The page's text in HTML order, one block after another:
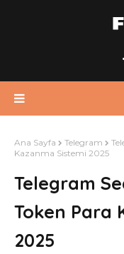
Ana Sayfa Telegram
Kazanma Sistemi 2025
Telegram
Token Para
2025